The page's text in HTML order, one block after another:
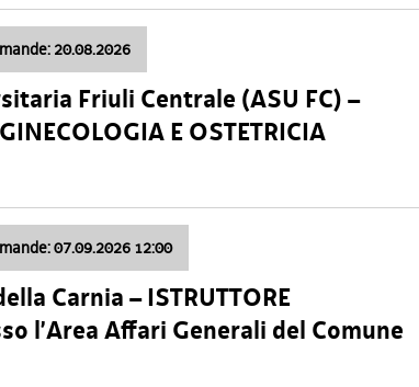
20.08.2026
Friuli Centrale (ASU FC) –
E OSTETRICIA
07.09.2026 12:00
Carnia – ISTRUTTORE
l’Area Affari Generali del Comune